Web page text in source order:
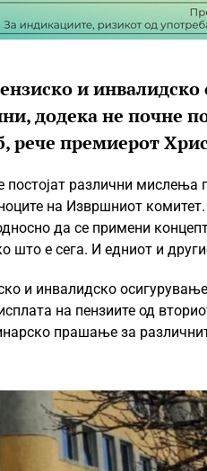
и
додека не почне
рече премиерот
постојат различни
на Извршниот
да се примени
што е сега. И едниот и
и инвалидско
на пензиите од
прашање за